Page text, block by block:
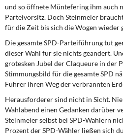
und so öffnete Müntefering ihm auch
Parteivorsitz. Doch Steinmeier
für die Zeit bis sich die Wogen wieder
Die gesamte SPD-Parteiführung tut
dieser Wahl für sie nichts geändert.
grotesken Jubel der Claqueure in der
Stimmungsbild für die gesamte SPD
Führer ihren Weg der verbrannten
Herausforderer sind nicht in Sicht.
Wahlabend einen Gedanken darüber
Steinmeier selbst bei SPD-Wählern
Prozent der SPD-Wähler ließen sich